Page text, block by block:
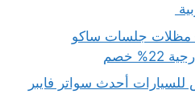
مظلات جلسات ساكو
خصم
أحدث سواتر فايبر